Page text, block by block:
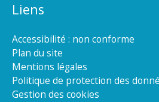
Liens
Accessibilité : non conforme
Plan du site
Mentions légales
Politique de protection des
Gestion des cookies